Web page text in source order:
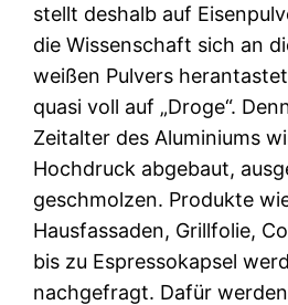
stellt deshalb auf
die Wissenschaft sich an
weißen Pulvers
quasi voll auf „Droge“.
Zeitalter des Aluminiums
Hochdruck abgebaut,
geschmolzen. Produkte
Hausfassaden, Grillfolie,
bis zu Espressokapsel
nachgefragt. Dafür